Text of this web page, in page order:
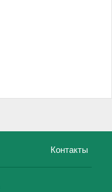
Контакты